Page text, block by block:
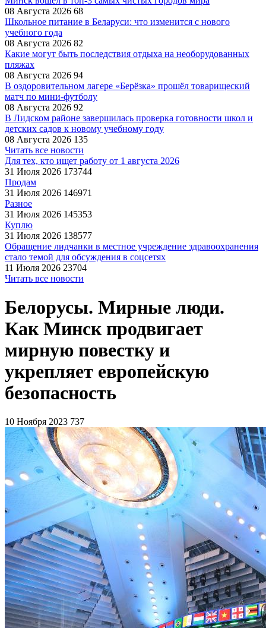
08 Августа 2026 68
Школьное питание в Беларуси: что изменится с нового
учебного года
08 Августа 2026 82
Какие могут быть последствия отдыха на необорудованных
пляжах
08 Августа 2026 94
В оздоровительном лагере «Берёзка» прошёл товарищеский
матч по мини-футболу
08 Августа 2026 92
В Лидском районе завершилась проверка готовности школ и
детских садов к новому учебному году
08 Августа 2026 135
Читать все новости
Для тех, кто ищет работу от 1 августа 2026
31 Июля 2026 173744
Продам
31 Июля 2026 146971
Разное
31 Июля 2026 145353
Куплю
31 Июля 2026 138577
Обращение лидчанки в местное учреждение здравоохранения
стало темой для обсуждения в соцсетях
11 Июля 2026 23704
Читать все новости
Белорусы. Мирные люди.
Как Минск продвигает
мирную повестку и
укрепляет европейскую
безопасность
10 Ноября 2023 737